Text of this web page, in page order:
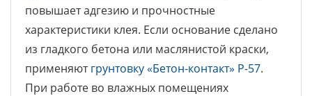
повышает адгезию и прочностные
характеристики клея. Если основание сделано
из гладкого бетона или маслянистой краски,
применяютгрунтовку «Бетон-контакт» Р-57.
При работе во влажных помещениях